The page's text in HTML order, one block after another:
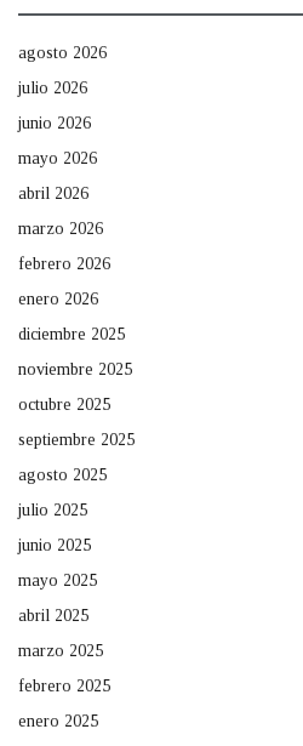
agosto 2026
julio 2026
junio 2026
mayo 2026
abril 2026
marzo 2026
febrero 2026
enero 2026
diciembre 2025
noviembre 2025
octubre 2025
septiembre 2025
agosto 2025
julio 2025
junio 2025
mayo 2025
abril 2025
marzo 2025
febrero 2025
enero 2025